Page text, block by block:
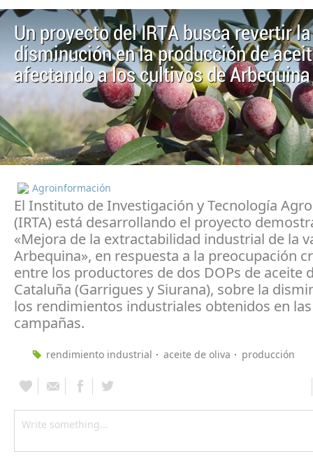
Un proyecto del IRTA busca revertir la
disminución en la producción de
afectando a los cultivos de Arbequina
Agroinformación
El Instituto de Investigación y Tecnología
(IRTA) está desarrollando el proyecto
«Mejora de la extractabilidad industrial de la
Arbequina», en respuesta a la preocupación
entre los productores de dos DOPs de aceite
Cataluña (Garrigues y Siurana), sobre la
los rendimientos industriales obtenidos en
campañas.
rendimiento industrial aceite de oliva producción